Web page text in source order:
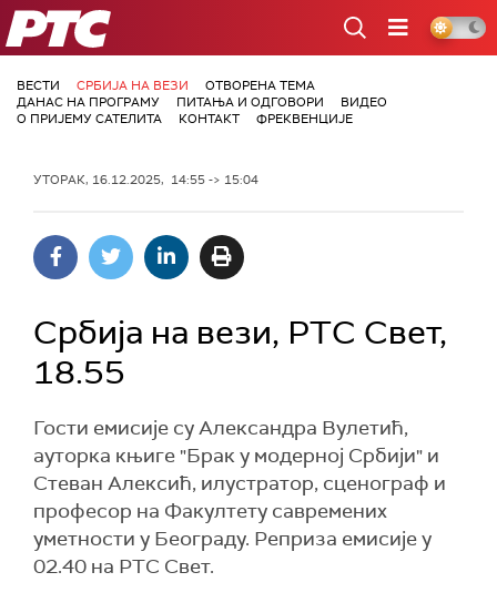
РТС
ВЕСТИ СРБИЈА НА ВЕЗИ
ОТВОРЕНА ТЕМА
ДАНАС НА ПРОГРАМУ
ПИТАЊА И ОДГОВОРИ
ВИДЕО
О ПРИЈЕМУ САТЕЛИТА
КОНТАКТ ФРЕКВЕНЦИЈЕ
УТОРАК, 16.12.2025, 14:55 -> 15:04
Србија на вези, РТС Свет,
18.55
Гости емисије су Александра Вулетић,
ауторка књиге "Брак у модерној Србији" и
Стеван Алексић, илустратор, сценограф и
професор на Факултету савремених
уметности у Београду. Реприза емисије у
02.40 на РТС Свет.